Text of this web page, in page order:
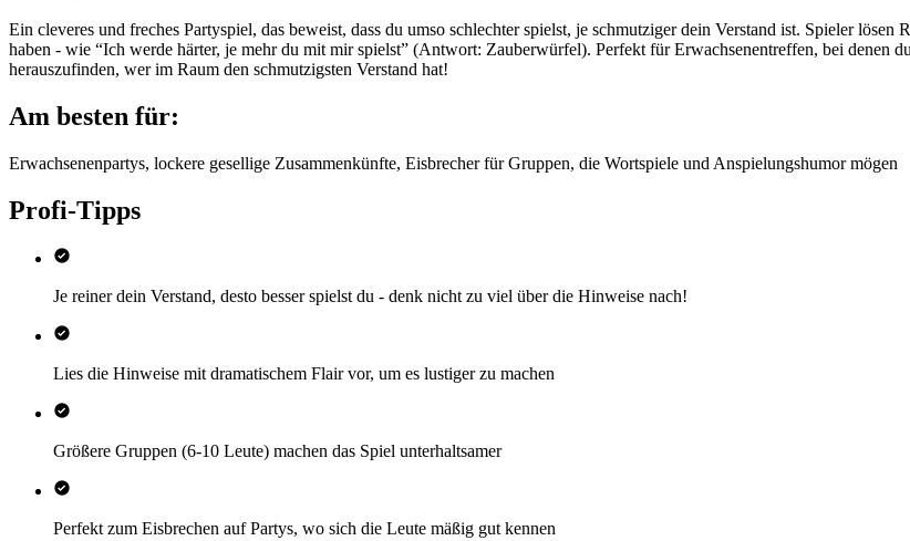
Ein cleveres und freches Partyspiel, das beweist, dass du umso schlechter spielst, je schmutziger dein Verstand ist. Spieler
haben - wie “Ich werde härter, je mehr du mit mir spielst” (Antwort: Zauberwürfel). Perfekt für Erwachsenentreffen, bei denen
herauszufinden, wer im Raum den schmutzigsten Verstand hat!
Am besten für:
Erwachsenenpartys, lockere gesellige Zusammenkünfte, Eisbrecher für Gruppen, die Wortspiele und Anspielungshumor mögen
Profi-Tipps
Je reiner dein Verstand, desto besser spielst du - denk nicht zu viel über die Hinweise nach!
Lies die Hinweise mit dramatischem Flair vor, um es lustiger zu machen
Größere Gruppen (6-10 Leute) machen das Spiel unterhaltsamer
Perfekt zum Eisbrechen auf Partys, wo sich die Leute mäßig gut kennen